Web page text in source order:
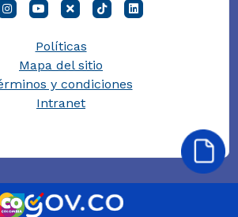
Políticas
Mapa del sitio
y condiciones
Intranet